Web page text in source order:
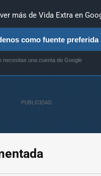
TRUCOS PC SONY
más de Vida Extra en
como fuente preferida
necesitas una cuenta de Google